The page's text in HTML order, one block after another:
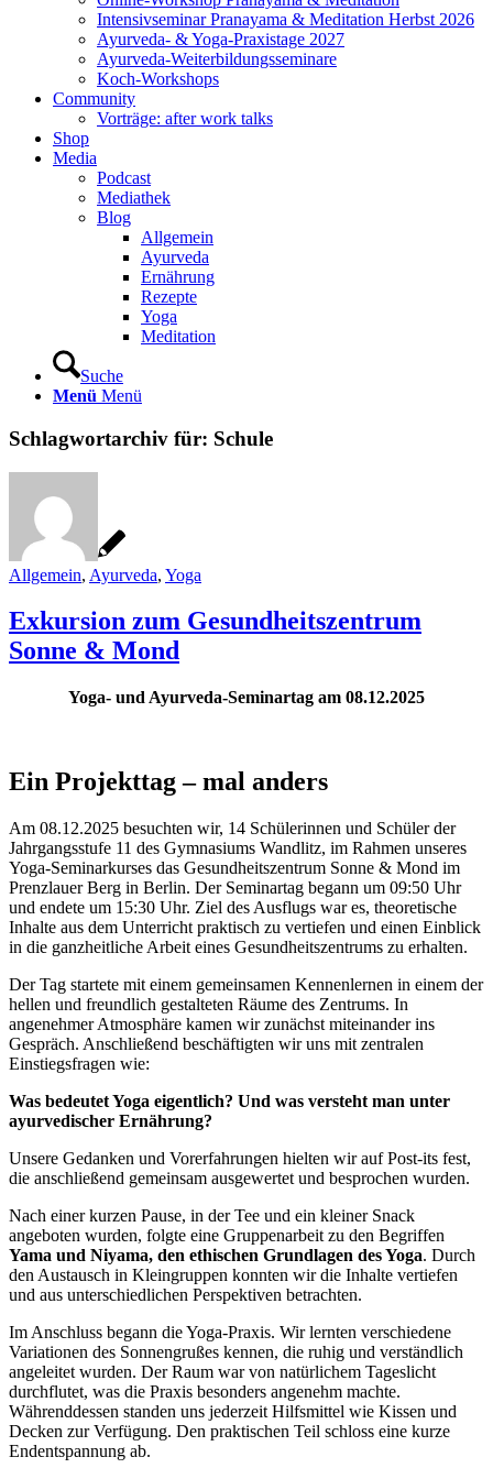
Intensivseminar Pranayama & Meditation Herbst 2026
Ayurveda- & Yoga-Praxistage 2027
Ayurveda-Weiterbildungsseminare
Koch-Workshops
Community
Vorträge: after work talks
Shop
Media
Podcast
Mediathek
Blog
Allgemein
Ayurveda
Ernährung
Rezepte
Yoga
Meditation
Suche
Menü Menü
Schlagwortarchiv für: Schule
Allgemein, Ayurveda, Yoga
Exkursion zum Gesundheitszentrum
Sonne & Mond
Yoga- und Ayurveda-Seminartag am 08.12.2025
Ein Projekttag – mal anders
Am 08.12.2025 besuchten wir, 14 Schülerinnen und Schüler der
Jahrgangsstufe 11 des Gymnasiums Wandlitz, im Rahmen unseres
Yoga-Seminarkurses das Gesundheitszentrum Sonne & Mond im
Prenzlauer Berg in Berlin. Der Seminartag begann um 09:50 Uhr
und endete um 15:30 Uhr. Ziel des Ausflugs war es, theoretische
Inhalte aus dem Unterricht praktisch zu vertiefen und einen Einblick
in die ganzheitliche Arbeit eines Gesundheitszentrums zu erhalten.
Der Tag startete mit einem gemeinsamen Kennenlernen in einem der
hellen und freundlich gestalteten Räume des Zentrums. In
angenehmer Atmosphäre kamen wir zunächst miteinander ins
Gespräch. Anschließend beschäftigten wir uns mit zentralen
Einstiegsfragen wie:
Was bedeutet Yoga eigentlich? Und was versteht man unter
ayurvedischer Ernährung?
Unsere Gedanken und Vorerfahrungen hielten wir auf Post-its fest,
die anschließend gemeinsam ausgewertet und besprochen wurden.
Nach einer kurzen Pause, in der Tee und ein kleiner Snack
angeboten wurden, folgte eine Gruppenarbeit zu den Begriffen
Yama und Niyama, den ethischen Grundlagen des Yoga. Durch
den Austausch in Kleingruppen konnten wir die Inhalte vertiefen
und aus unterschiedlichen Perspektiven betrachten.
Im Anschluss begann die Yoga-Praxis. Wir lernten verschiedene
Variationen des Sonnengrußes kennen, die ruhig und verständlich
angeleitet wurden. Der Raum war von natürlichem Tageslicht
durchflutet, was die Praxis besonders angenehm machte.
Währenddessen standen uns jederzeit Hilfsmittel wie Kissen und
Decken zur Verfügung. Den praktischen Teil schloss eine kurze
Endentspannung ab.